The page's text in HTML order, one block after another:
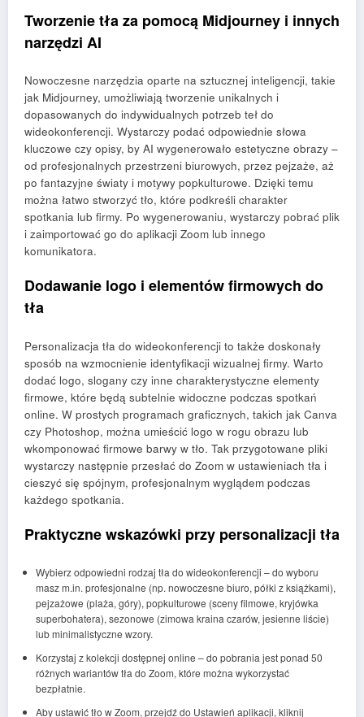
Tworzenie tła za pomocą Midjourney i innych
narzędzi AI
Nowoczesne narzędzia oparte na sztucznej inteligencji, takie
jak Midjourney, umożliwiają tworzenie unikalnych i
dopasowanych do indywidualnych potrzeb teł do
wideokonferencji. Wystarczy podać odpowiednie słowa
kluczowe czy opisy, by AI wygenerowało estetyczne obrazy –
od profesjonalnych przestrzeni biurowych, przez pejzaże, aż
po fantazyjne światy i motywy popkulturowe. Dzięki temu
można łatwo stworzyć tło, które podkreśli charakter
spotkania lub firmy. Po wygenerowaniu, wystarczy pobrać plik
i zaimportować go do aplikacji Zoom lub innego
komunikatora.
Dodawanie logo i elementów firmowych do
tła
Personalizacja tła do wideokonferencji to także doskonały
sposób na wzmocnienie identyfikacji wizualnej firmy. Warto
dodać logo, slogany czy inne charakterystyczne elementy
firmowe, które będą subtelnie widoczne podczas spotkań
online. W prostych programach graficznych, takich jak Canva
czy Photoshop, można umieścić logo w rogu obrazu lub
wkomponować firmowe barwy w tło. Tak przygotowane pliki
wystarczy następnie przesłać do Zoom w ustawieniach tła i
cieszyć się spójnym, profesjonalnym wyglądem podczas
każdego spotkania.
Praktyczne wskazówki przy personalizacji tła
Wybierz odpowiedni rodzaj tła do wideokonferencji – do wyboru
masz m.in. profesjonalne (np. nowoczesne biuro, półki z książkami),
pejzażowe (plaża, góry), popkulturowe (sceny filmowe, kryjówka
superbohatera), sezonowe (zimowa kraina czarów, jesienne liście)
lub minimalistyczne wzory.
Korzystaj z kolekcji dostępnej online – do pobrania jest ponad 50
różnych wariantów tła do Zoom, które można wykorzystać
bezpłatnie.
Aby ustawić tło w Zoom, przejdź do Ustawień aplikacji, kliknij